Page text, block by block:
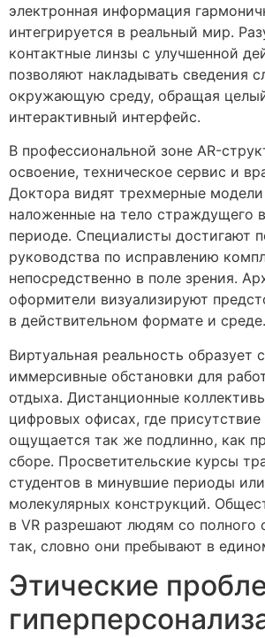
электронная информация
интегрируется в реальный мир.
контактные линзы с улучшенной
позволяют накладывать сведения
окружающую среду, обращая
интерактивный интерфейс.
В профессиональной зоне AR-
освоение, техническое сервис и
Доктора видят трехмерные модели
наложенные на тело страждущего
периоде. Специалисты достигают
руководства по исправлению
непосредственно в поле зрения.
оформители визуализируют
в действительном формате и среде.
Виртуальная реальность образует
иммерсивные обстановки для
отдыха. Дистанционные
цифровых офисах, где
ощущается так же подлинно, как
сборе. Просветительские курсы
студентов в минувшие периоды
молекулярных конструкций.
в VR разрешают людям со полного
так, словно они пребывают в
Этические